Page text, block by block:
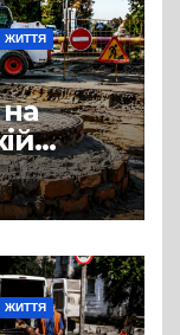
ЖИТТЯ
із
ЖИТТЯ